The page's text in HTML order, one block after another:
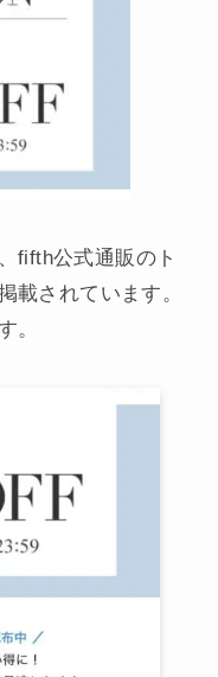
fifth公式通販のト
載されています。
。